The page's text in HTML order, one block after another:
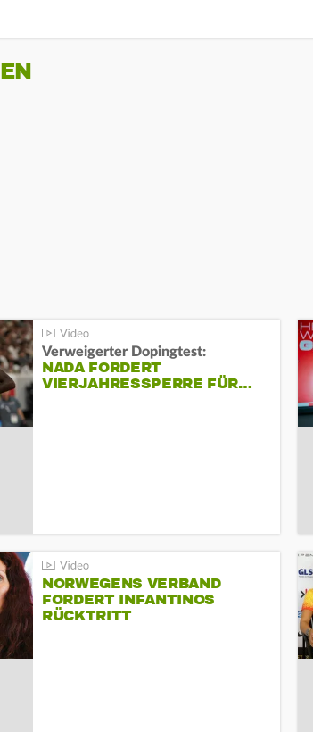
Verweigerter Dopingtest:
NADA FORDERT
VIERJAHRESSPERRE FÜR…
NORWEGENS VERBAND
FORDERT INFANTINOS
RÜCKTRITT